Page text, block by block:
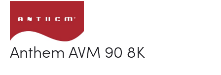
Anthem AVM 90 8K